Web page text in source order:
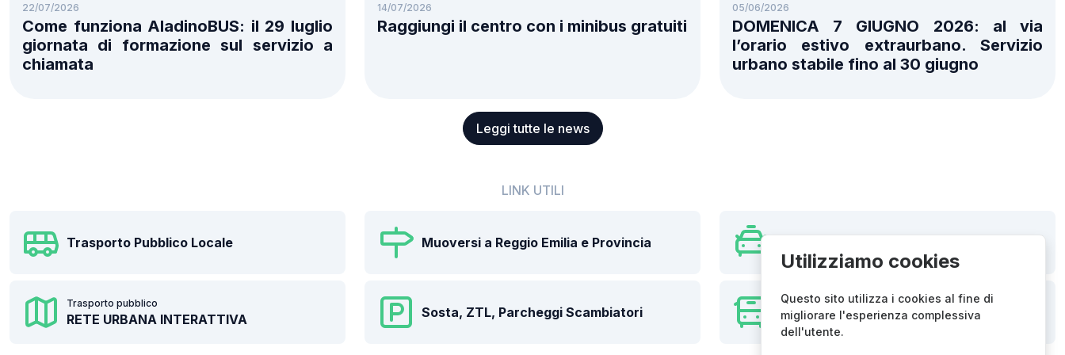
22/07/2026
Come funziona AladinoBUS: il 29 luglio
giornata di formazione sul servizio a
chiamata
14/07/2026
Raggiungi il centro con i minibus gratuiti
05/06/2026
DOMENICA 7 GIUGNO 2026: al via
l’orario estivo extraurbano. Servizio
urbano stabile fino al 30 giugno
Leggi tutte le news
LINK UTILI
Trasporto Pubblico Locale Muoversi a Reggio Emilia e Provincia
Trasporto pubblico
RETE URBANA INTERATTIVA Sosta, ZTL, Parcheggi Scambiatori
Viaggia in sicurezza
Regole per viaggiare bene
Utilizziamo cookies
Questo sito utilizza i cookies al fine di
migliorare l'esperienza complessiva
dell'utente.